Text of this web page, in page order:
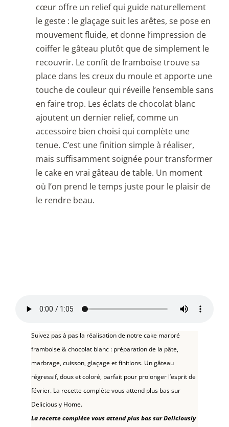
cœur offre un relief qui guide naturellement
le geste : le glaçage suit les arêtes, se pose en
mouvement fluide, et donne l’impression de
coiffer le gâteau plutôt que de simplement le
recouvrir. Le confit de framboise trouve sa
place dans les creux du moule et apporte une
touche de couleur qui réveille l’ensemble sans
en faire trop. Les éclats de chocolat blanc
ajoutent un dernier relief, comme un
accessoire bien choisi qui complète une
tenue. C’est une finition simple à réaliser,
mais suffisamment soignée pour transformer
le cake en vrai gâteau de table. Un moment
où l’on prend le temps juste pour le plaisir de
le rendre beau.
Suivez pas à pas la réalisation de notre cake marbré
framboise & chocolat blanc : préparation de la pâte,
marbrage, cuisson, glaçage et finitions. Un gâteau
régressif, doux et coloré, parfait pour prolonger l’esprit de
février. La recette complète vous attend plus bas sur
Deliciously Home.
La recette complète vous attend plus bas sur Deliciously